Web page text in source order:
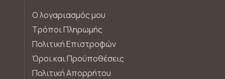
Ο λογαριασμός μου
Τρόποι Πληρωμής
Πολιτική Επιστροφών
Όροι και Προϋποθέσεις
Πολιτική Απορρήτου